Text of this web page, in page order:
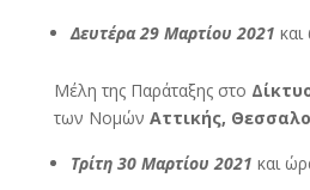
Δευτέρα 29 Μαρτίου 2021
Μέλη της Παράταξης στο
των Νομών Αττικής,
Τρίτη 30 Μαρτίου 2021 και